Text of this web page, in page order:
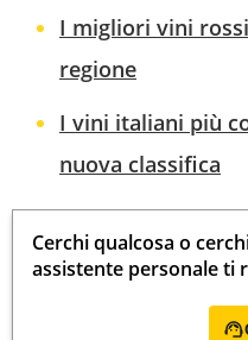
I migliori vini
regione
I vini italiani più
nuova classifica
Cerchi qualcosa o
assistente personale ti